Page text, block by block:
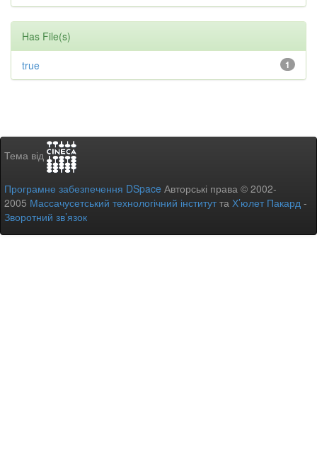
Has File(s)
1
true
Тема від
Програмне забезпечення DSpace Авторські права © 2002-
2005 Массачусетський технологічний інститутта Х’юлет Пакард -
Зворотний зв’язок